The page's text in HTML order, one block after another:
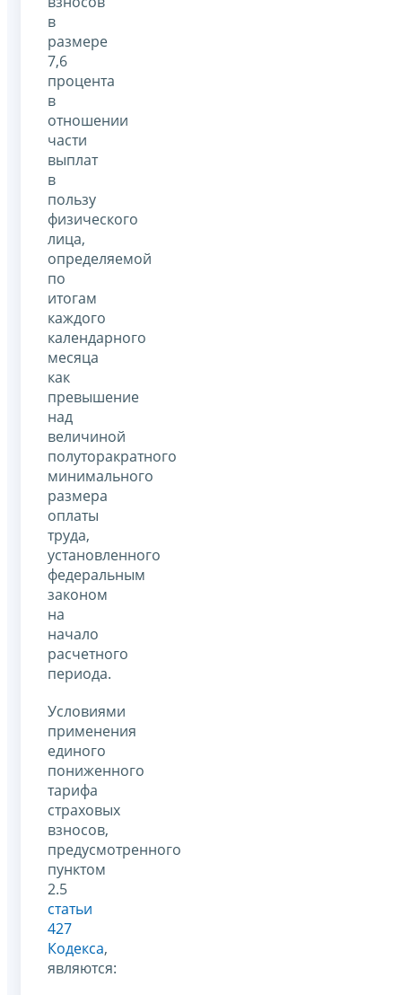
в
размере
7,6
процента
в
отношении
части
выплат
в
пользу
физического
лица,
определяемой
по
итогам
каждого
календарного
месяца
как
превышение
над
величиной
полуторакратного
минимального
размера
оплаты
труда,
установленного
федеральным
законом
на
начало
расчетного
периода.
Условиями
применения
единого
пониженного
тарифа
страховых
взносов,
предусмотренного
пунктом
2.5
статьи
427
Кодекса,
являются: